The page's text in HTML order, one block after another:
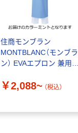
住商モンブラン
MONTBLANC（モンブラ
ン） EVAエプロン 兼用
￥2,088~ （税込）